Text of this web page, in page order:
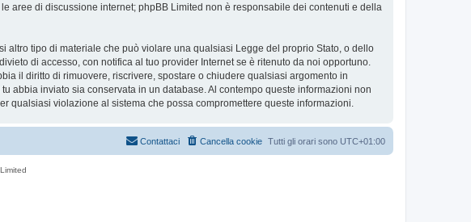
le aree di discussione internet; phpBB Limited non è responsabile dei contenuti e della
tipo di materiale che può violare una qualsiasi Legge del proprio Stato, o dello
di accesso, con notifica al tuo provider Internet se è ritenuto da noi opportuno.
il diritto di rimuovere, riscrivere, spostare o chiudere qualsiasi argomento in
abbia inviato sia conservata in un database. Al contempo queste informazioni non
qualsiasi violazione al sistema che possa compromettere queste informazioni.
Tutti gli orari sono UTC+01:00
Cancella cookie
Contattaci